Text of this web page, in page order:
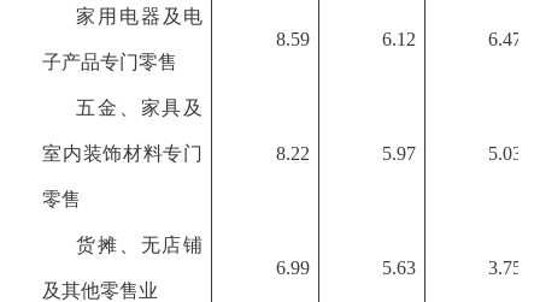
家用电器及电
子产品专门零售
8.59 6.12 6.47
五金、家具及
室内装饰材料专门
零售
8.22 5.97 5.03
货摊、无店铺
及其他零售业
6.99 5.63 3.75